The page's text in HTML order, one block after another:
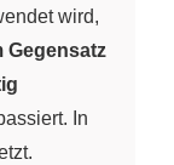
wird,
Gegensatz
In